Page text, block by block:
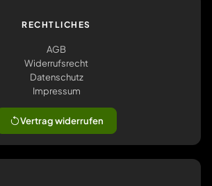
RECHTLICHES
AGB
Widerrufsrecht
Datenschutz
Impressum
Vertrag widerrufen